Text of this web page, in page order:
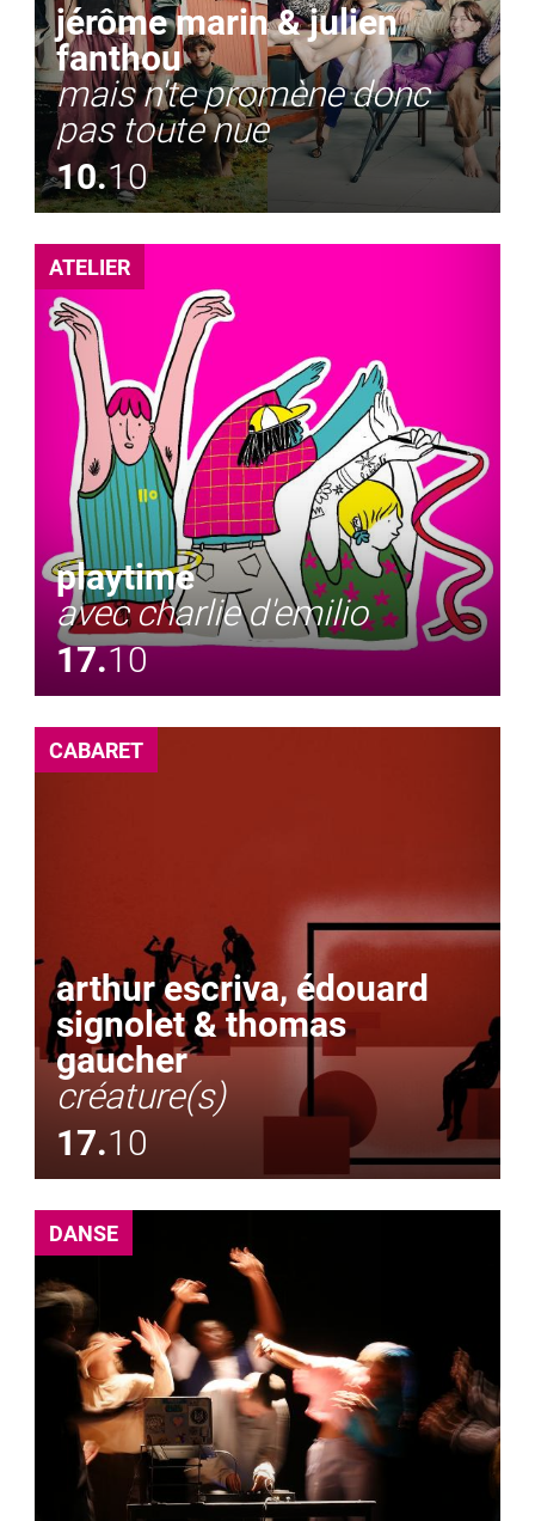
jérôme marin & julien
fanthou
mais n'te promène donc
pas toute nue
10.10
ATELIER
playtime
avec charlie d'emilio
17.10
CABARET
arthur escriva, édouard
signolet & thomas
gaucher
créature(s)
17.10
DANSE